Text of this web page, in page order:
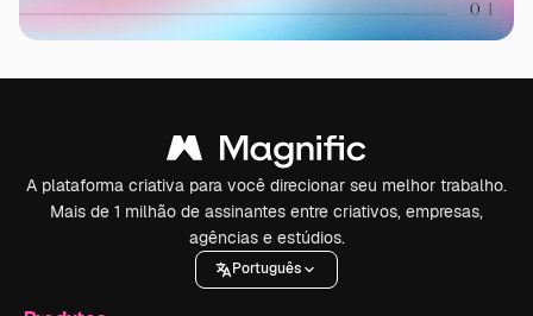
A plataforma criativa para você direcionar seu melhor trabalho.
Mais de 1 milhão de assinantes entre criativos, empresas,
agências e estúdios.
Português